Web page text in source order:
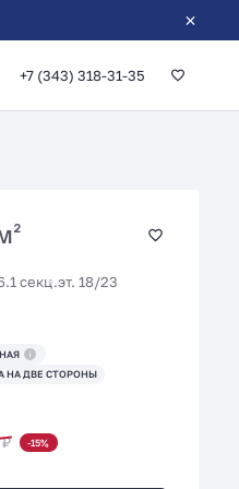
+7 (343) 318-31-35
секц.эт. 18/23
НА ДВЕ СТОРОНЫ
₽ -15%